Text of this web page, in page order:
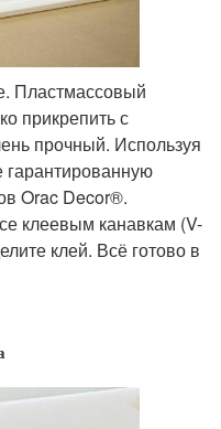
Пластмассовый
прикрепить с
прочный. Используя
Orac Decor®.
клеевым канавкам (V-
клей. Всё готово в